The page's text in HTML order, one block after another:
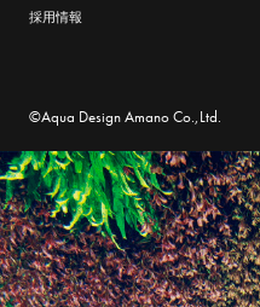
採用情報
©Aqua Design Amano Co.,Ltd.